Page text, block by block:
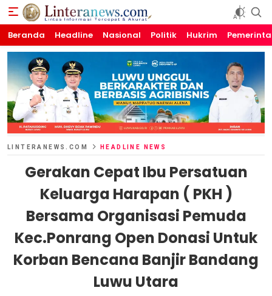
Linteranews.com
Lintas Informasi Tercepat dan Akurat
Beranda Headline Nasional Politik Hukrim
LINTERANEWS.COM HEADLINE NEWS
Gerakan Cepat Ibu Persatuan
Keluarga Harapan ( PKH )
Bersama Organisasi Pemuda
Kec.Ponrang Open Donasi Untuk
Korban Bencana Banjir Bandang
Luwu Utara